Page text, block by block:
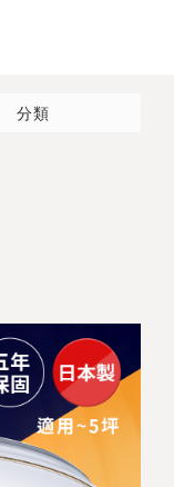
分類